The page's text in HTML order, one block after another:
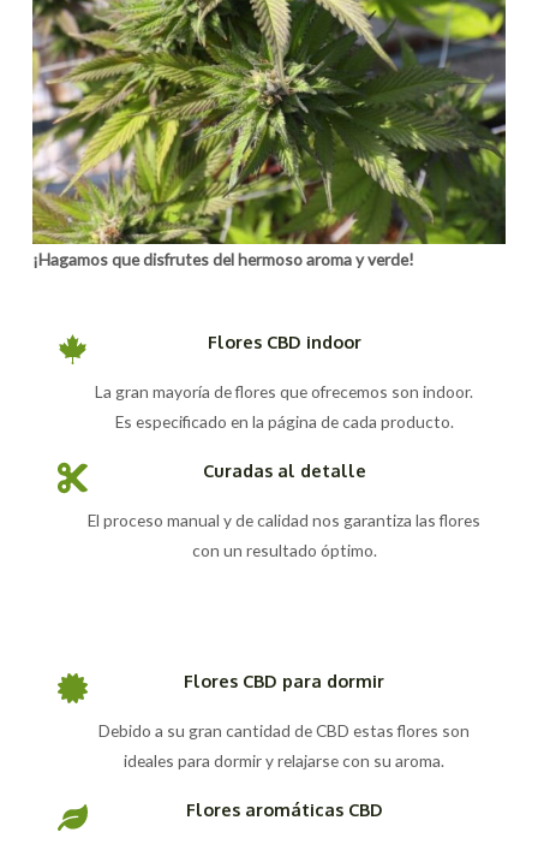
¡Hagamos que disfrutes del hermoso aroma y verde!
Flores CBD indoor
La gran mayoría de flores que ofrecemos son indoor.
Es especificado en la página de cada producto.
Curadas al detalle
El proceso manual y de calidad nos garantiza las flores
con un resultado óptimo.
Flores CBD para dormir
Debido a su gran cantidad de CBD estas flores son
ideales para dormir y relajarse con su aroma.
Flores aromáticas CBD